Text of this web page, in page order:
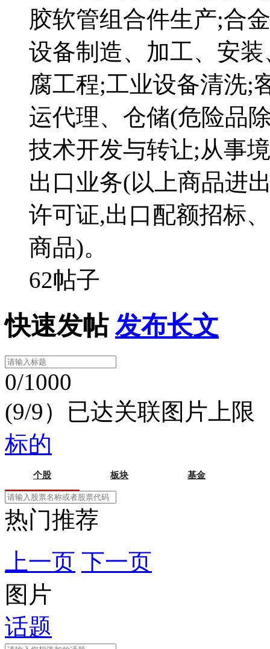
胶软管组合件生产;合
设备制造、加工、安
腐工程;工业设备清洗;
运代理、仓储(危险品
技术开发与转让;从事
出口业务(以上商品进
许可证,出口配额招标
商品)。
62帖子
快速发帖 发布长文
0/1000
(9/9）已达关联图片上限
标的
个股 板块 基金
热门推荐
上一页 下一页
图片
话题